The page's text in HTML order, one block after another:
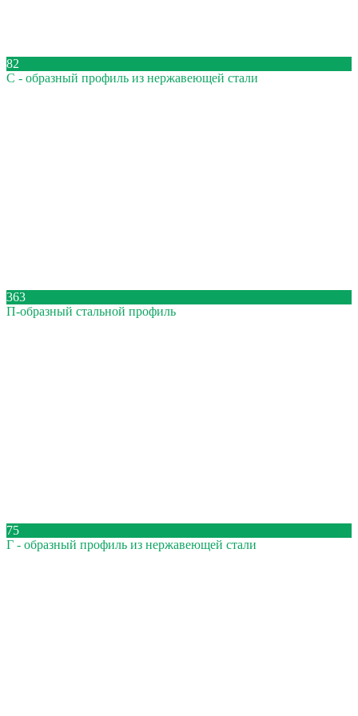
82
С - образный профиль из нержавеющей стали
363
П-образный стальной профиль
75
Г - образный профиль из нержавеющей стали